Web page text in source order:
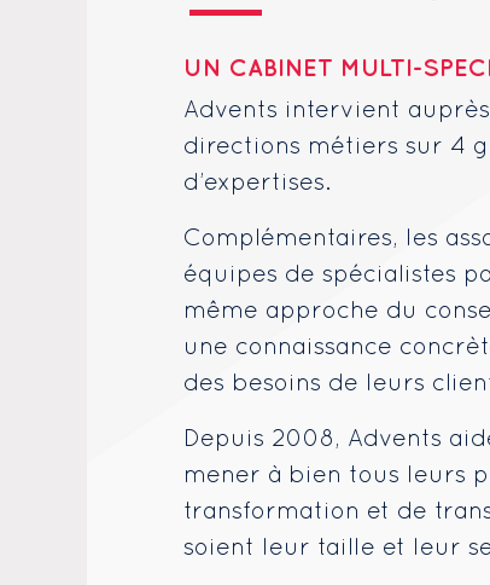
UN CABINET MULTI-
Advents intervient
directions métiers sur 4
d’expertises.
Complémentaires, les
équipes de spécialistes
même approche du
une connaissance
des besoins de leurs
Depuis 2008, Advents
mener à bien tous leurs
transformation et de
soient leur taille et leur